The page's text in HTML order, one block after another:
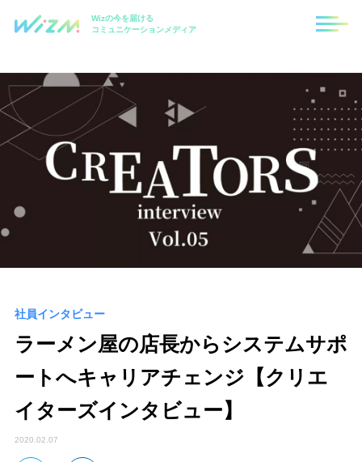
Wizの今を届ける
コミュニケーションメディア
社員インタビュー
ラーメン屋の店長からシステムサポ
ートへキャリアチェンジ【クリエ
イターズインタビュー】
2020.02.07